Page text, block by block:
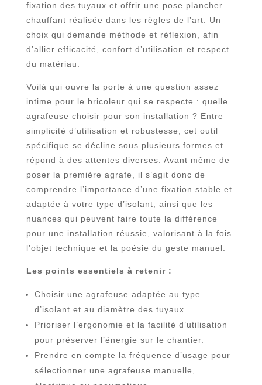
fixation des tuyaux et offrir une pose plancher
chauffant réalisée dans les règles de l’art. Un
choix qui demande méthode et réflexion, afin
d’allier efficacité, confort d’utilisation et respect
du matériau.
Voilà qui ouvre la porte à une question assez
intime pour le bricoleur qui se respecte : quelle
agrafeuse choisir pour son installation ? Entre
simplicité d’utilisation et robustesse, cet outil
spécifique se décline sous plusieurs formes et
répond à des attentes diverses. Avant même de
poser la première agrafe, il s’agit donc de
comprendre l’importance d’une fixation stable et
adaptée à votre type d’isolant, ainsi que les
nuances qui peuvent faire toute la différence
pour une installation réussie, valorisant à la fois
l’objet technique et la poésie du geste manuel.
Les points essentiels à retenir :
Choisir une agrafeuse adaptée au type
d’isolant et au diamètre des tuyaux.
Prioriser l’ergonomie et la facilité d’utilisation
pour préserver l’énergie sur le chantier.
Prendre en compte la fréquence d’usage pour
sélectionner une agrafeuse manuelle,